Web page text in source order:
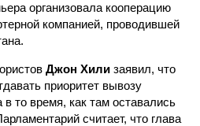
организовала кооперацию
компанией, проводившей
Джон Хили заявил, что
приоритет вывозу
то время, как там оставались
считает, что глава